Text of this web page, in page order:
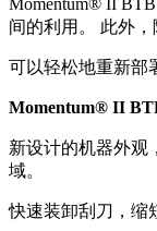
间的利用。 此外，
可以轻松地重新部
Momentum® II
新设计的机器外观
域。
快速装卸刮刀，缩